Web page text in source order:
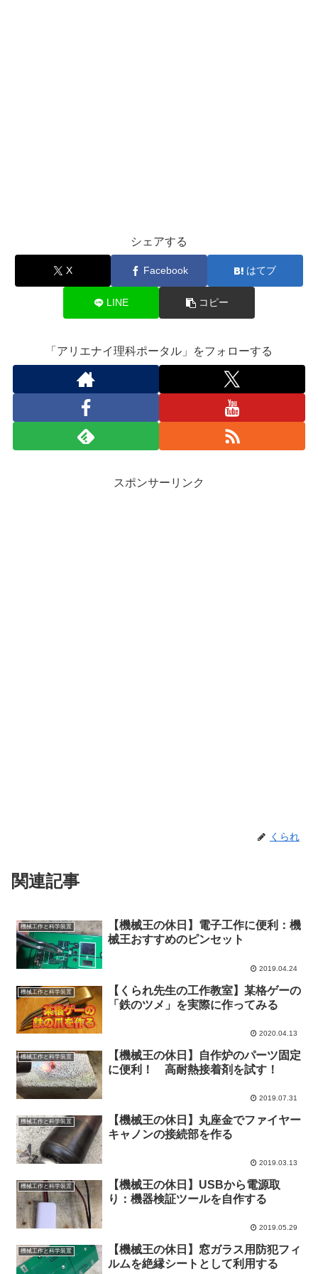
シェアする
X Facebook はてブ
LINE コピー
「アリエナイ理科ポータル」をフォローする
スポンサーリンク
くられ
関連記事
機械工作と科学装置
【機械王の休日】電子工作に便利：機
械王おすすめのピンセット
2019.04.24
機械工作と科学装置
【くられ先生の工作教室】某格ゲーの
「鉄のツメ」を実際に作ってみる
2020.04.13
機械工作と科学装置
【機械王の休日】自作炉のパーツ固定
に便利！ 高耐熱接着剤を試す！
2019.07.31
機械工作と科学装置
【機械王の休日】丸座金でファイヤー
キャノンの接続部を作る
2019.03.13
機械工作と科学装置
【機械王の休日】USBから電源取
り：機器検証ツールを自作する
2019.05.29
機械工作と科学装置
【機械王の休日】窓ガラス用防犯フィ
ルムを絶縁シートとして利用する